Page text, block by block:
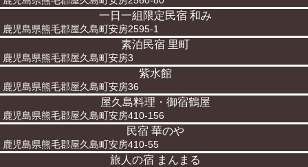
一日一組限定民宿 和み
鹿児島県熊毛郡屋久島町安房2595-1
素泊民宿 里町
鹿児島県熊毛郡屋久島町安房3
紫水館
鹿児島県熊毛郡屋久島町安房36
屋久島料理・御宿鶴屋
鹿児島県熊毛郡屋久島町安房410-156
民宿 華のや
鹿児島県熊毛郡屋久島町安房410-55
旅人の宿 まんまる